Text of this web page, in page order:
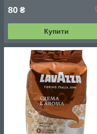
80 ₴
Купити